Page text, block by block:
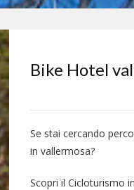
Bike Hotel
Se stai cercando
in vallermosa?
Scopri il Cicloturismo